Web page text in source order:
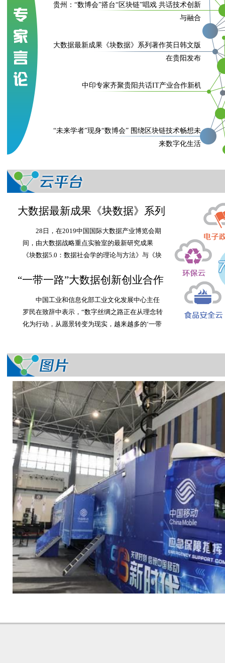
贵州：“数博会”搭台“区块链”唱戏 共话技术创新
与融合
大数据最新成果《块数据》系列著作英日韩文版
在贵阳发布
中印专家齐聚贵阳共话IT产业合作新机遇
“未来学者”现身“数博会” 围绕区块链技术畅想未
来数字化生活
大数据最新成果《块数据》系列
著作英日韩文版在贵阳发布
28日，在2019中国国际大数据产业博览会期
间，由大数据战略重点实验室的最新研究成果
《块数据5.0：数据社会学的理论与方法》与《块
版在贵阳同步发布，标志着一个从1.0到5
“一带一路”大数据创新创业合作
论坛在贵阳举行
中国工业和信息化部工业文化发展中心主任
罗民在致辞中表示，“数字丝绸之路正在从理念转
化为行动，从愿景转变为现实，越来越多的‘一带